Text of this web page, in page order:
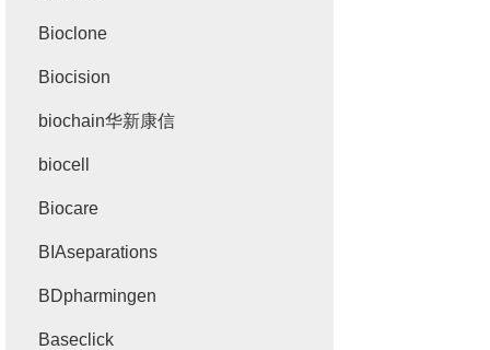
Bioclone
Biocision
biochain华新康信
biocell
Biocare
BIAseparations
BDpharmingen
Baseclick